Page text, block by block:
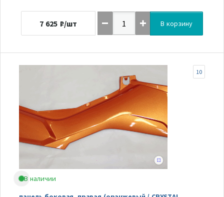
7 625 ₽/шт В корзину
В наличии
10